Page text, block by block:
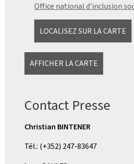
Office national d'inclusion
LOCALISEZ SUR LA CARTE
AFFICHER LA CARTE
Contact Presse
Christian BINTENER
Tél.: (+352) 247-83647